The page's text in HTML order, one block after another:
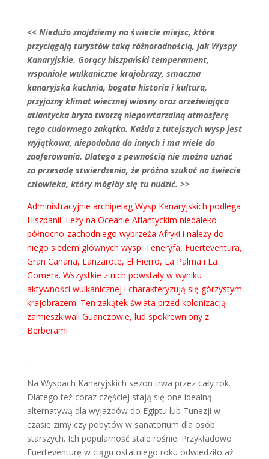
<< Niedużo znajdziemy na świecie miejsc, które
przyciągają turystów taką różnorodnością, jak Wyspy
Kanaryjskie. Gorący hiszpański temperament,
wspaniałe wulkaniczne krajobrazy, smaczna
kanaryjska kuchnia, bogata historia i kultura,
przyjazny klimat wiecznej wiosny oraz orzeźwiająca
atlantycka bryza tworzą niepowtarzalną atmosferę
tego cudownego zakątka. Każda z tutejszych wysp jest
wyjątkowa, niepodobna do innych i ma wiele do
zaoferowania. Dlatego z pewnością nie można uznać
za przesadę stwierdzenia, że próżno szukać na świecie
człowieka, który mógłby się tu nudzić. >>
Administracyjnie archipelag Wysp Kanaryjskich podlega
Hiszpanii. Leży na Oceanie Atlantyckim niedaleko
północno-zachodniego wybrzeża Afryki i należy do
niego siedem głównych wysp: Teneryfa, Fuerteventura,
Gran Canaria, Lanzarote, El Hierro, La Palma i La
Gomera. Wszystkie z nich powstały w wyniku
aktywności wulkanicznej i charakteryzują się górzystym
krajobrazem. Ten zakątek świata przed kolonizacją
zamieszkiwali Guanczowie, lud spokrewniony z
Berberami
.
Na Wyspach Kanaryjskich sezon trwa przez cały rok.
Dlatego też coraz częściej stają się one idealną
alternatywą dla wyjazdów do Egiptu lub Tunezji w
czasie zimy czy pobytów w sanatorium dla osób
starszych. Ich popularność stale rośnie. Przykładowo
Fuerteventurę w ciągu ostatniego roku odwiedziło aż